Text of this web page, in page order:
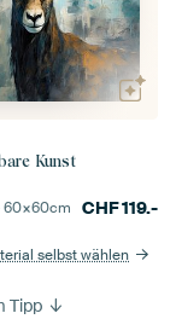
Kunst
60×60cm CHF119.-
selbst wählen
Tipp